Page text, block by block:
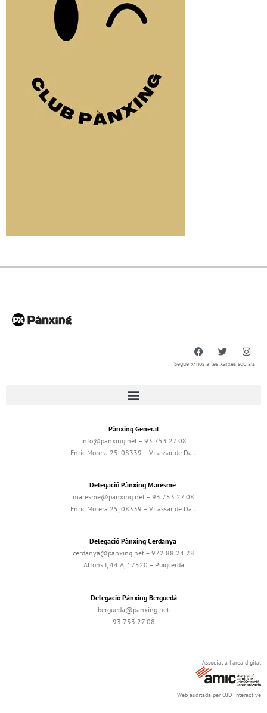
Segueix-nos a les xarxes socials
Pànxing General
info@panxing.net – 93 753 27 08
Enric Morera 25, 08339 – Vilassar de Dalt
Delegació Pànxing Maresme
maresme@panxing.net – 93 753 27 08
Enric Morera 25, 08339 – Vilassar de Dalt
Delegació Pànxing Cerdanya
cerdanya@panxing.net – 972 88 24 28
Alfons I, 44 A, 17520 – Puigcerdà
Delegació Pànxing Berguedà
bergueda@panxing.net
93 753 27 08
Associat a l'àrea digital
Web auditada per OJD Interactive